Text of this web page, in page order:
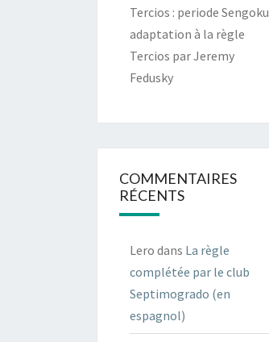
Tercios : periode Sengoku
adaptation à la règle
Tercios par Jeremy
Fedusky
COMMENTAIRES
RÉCENTS
Lero dans La règle
complétée par le club
Septimogrado (en
espagnol)